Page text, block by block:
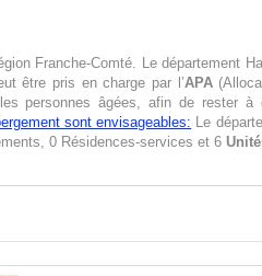
Franche-Comté. Le département
être pris en charge par l’APA
personnes âgées, afin de rester
sont envisageables: Le
0 Résidences-services et 6